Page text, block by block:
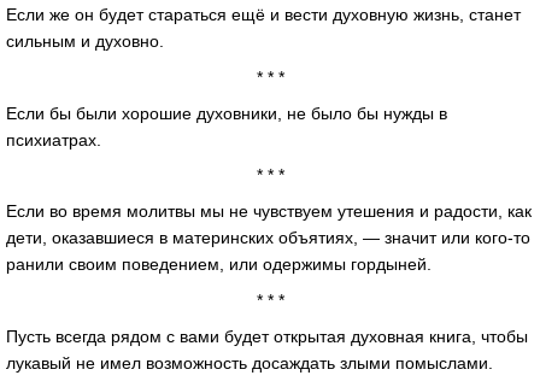
Если же он будет стараться ещё и вести духовную жизнь, станет
сильным и духовно.
* * *
Если бы были хорошие духовники, не было бы нужды в
психиатрах.
* * *
Если во время молитвы мы не чувствуем утешения и радости, как
дети, оказавшиеся в материнских объятиях, — значит или кого-то
ранили своим поведением, или одержимы гордыней.
* * *
Пусть всегда рядом с вами будет открытая духовная книга, чтобы
лукавый не имел возможность досаждать злыми помыслами.